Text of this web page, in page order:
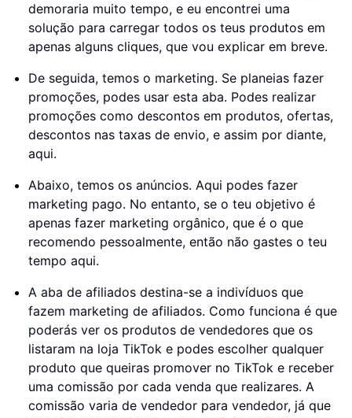
demoraria muito tempo, e eu encontrei uma
solução para carregar todos os teus produtos em
apenas alguns cliques, que vou explicar em breve.
De seguida, temos o marketing. Se planeias fazer
promoções, podes usar esta aba. Podes realizar
promoções como descontos em produtos, ofertas,
descontos nas taxas de envio, e assim por diante,
aqui.
Abaixo, temos os anúncios. Aqui podes fazer
marketing pago. No entanto, se o teu objetivo é
apenas fazer marketing orgânico, que é o que
recomendo pessoalmente, então não gastes o teu
tempo aqui.
A aba de afiliados destina-se a indivíduos que
fazem marketing de afiliados. Como funciona é que
poderás ver os produtos de vendedores que os
listaram na loja TikTok e podes escolher qualquer
produto que queiras promover no TikTok e receber
uma comissão por cada venda que realizares. A
comissão varia de vendedor para vendedor, já que